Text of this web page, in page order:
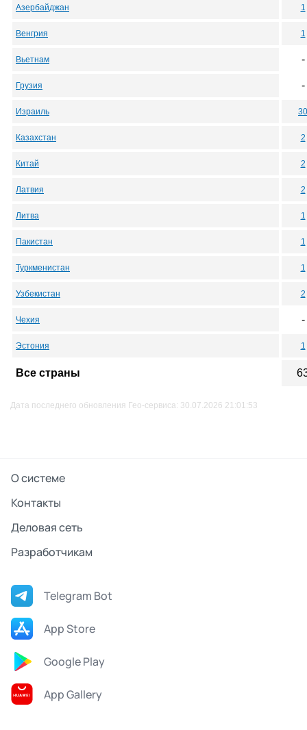
Азербайджан 1
Венгрия 1
Вьетнам -
Грузия -
Израиль 30
Казахстан 2
Китай 2
Латвия 2
Литва 1
Пакистан 1
Туркменистан 1
Узбекистан 2
Чехия -
Эстония 1
Все страны
Дата последнего обновления Гео-сервиса: 30.07.2026 21:01:53
О системе
Контакты
Деловая сеть
Разработчикам
Telegram Bot
App Store
Google Play
App Gallery